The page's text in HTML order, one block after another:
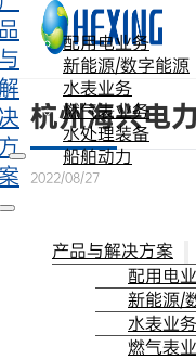
跳转到主要内容 跳转到
配用电业务
新能源/数字能源
水表业务
燃气表业务
水处理装备
船舶动力
产品与解决方案
配用电
新能源/
水表业务
燃气表
杭州海兴电
2022/08/27